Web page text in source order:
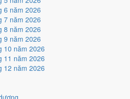
6 năm 2026
7 năm 2026
8 năm 2026
9 năm 2026
10 năm 2026
11 năm 2026
12 năm 2026
ởmức rất tốt (10/10)
Hoàng Đạo.
nay ở